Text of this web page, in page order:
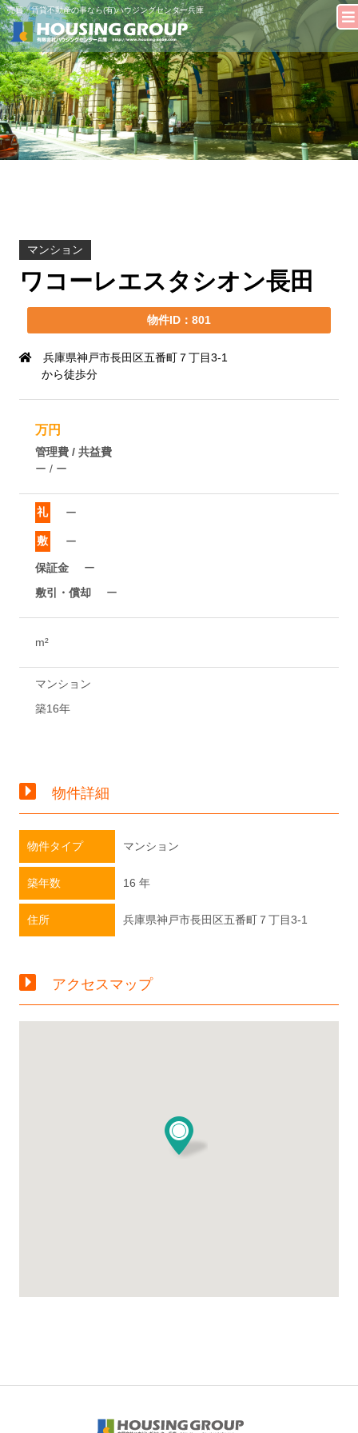
売買・賃貸不動産の事なら(有)ハウジングセンター兵庫
マンション
ワコーレエスタシオン長田
物件ID：801
兵庫県神戸市長田区五番町７丁目3-1
から徒歩分
万円
管理費 / 共益費
ー / ー
礼 ー
敷 ー
保証金
ー
敷引・償却
ー
m²
マンション
築16年
物件詳細
物件タイプ マンション
築年数 16 年
住所 兵庫県神戸市長田区五番町７丁目3-1
アクセスマップ